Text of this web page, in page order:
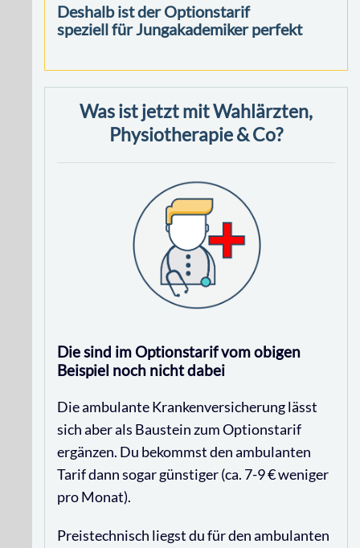
Deshalb ist der Optionstarif
speziell für Jungakademiker perfekt
Was ist jetzt mit Wahlärzten,
Physiotherapie & Co?
Die sind im Optionstarif vom obigen
Beispiel noch nicht dabei
Die ambulante Krankenversicherung lässt
sich aber als Baustein zum Optionstarif
ergänzen. Du bekommst den ambulanten
Tarif dann sogar günstiger (ca. 7-9 € weniger
pro Monat).
Preistechnisch liegst du für den ambulanten